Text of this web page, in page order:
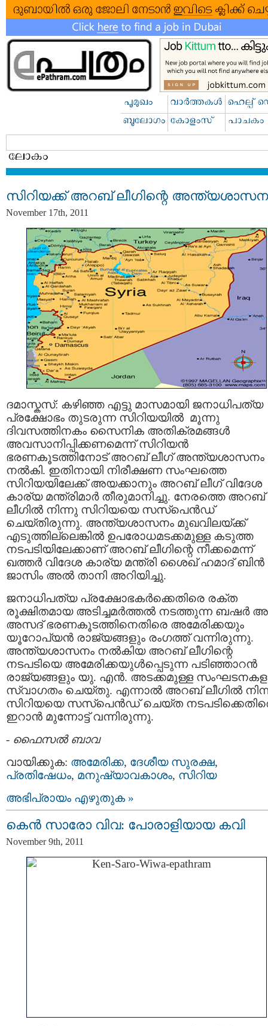
സിറിയക്ക് അറബ് ലീഗിന്റെ
November 17th, 2011
ദമാസ്കസ്: കഴിഞ്ഞ എട്ടു മാസമായി ജനാധിപത്യ
പ്രക്ഷോഭം തുടരുന്ന സിറിയയില്‍ മൂന്നു
ദിവസത്തിനകം സൈനിക അതിക്രമങ്ങള്‍
അവസാനിപ്പിക്കണമെന്ന് സിറിയന്‍
ഭരണകൂടത്തിനോട് അറബ് ലീഗ് അന്ത്യശാസനം
നല്‍കി. ഇതിനായി നിരീക്ഷണ സംഘത്തെ
സിറിയയിലേക്ക് അയക്കാനും അറബ് ലീഗ് വിദേശ
കാര്യ മന്ത്രിമാര്‍ തീരുമാനിച്ചു. നേരത്തെ അറബ്
ലീഗില്‍ നിന്നു സിറിയയെ സസ്‌പെന്‍ഡ്
ചെയ്തിരുന്നു. അന്ത്യശാസനം മുഖവിലയ്ക്ക്
എടുത്തില്ലെങ്കില്‍ ഉപരോധമടക്കമുള്ള കടുത്ത
നടപടിയിലേക്കാണ് അറബ് ലീഗിന്റെ നീക്കമെന്ന്
ഖത്തര്‍ വിദേശ കാര്യ മന്ത്രി ശൈഖ് ഹമാദ് ബിന്‍
ജാസിം അല്‍ താനി അറിയിച്ചു.
ജനാധിപത്യ പ്രക്ഷോഭകര്‍ക്കെതിരെ രക്ത
രൂക്ഷിതമായ അടിച്ചമര്‍ത്തല്‍ നടത്തുന്ന ബഷര്‍
അസദ് ഭരണകൂടത്തിനെതിരെ അമേരിക്കയും
യൂറോപ്യന്‍ രാജ്യങ്ങളും രംഗത്ത് വന്നിരുന്നു.
അന്ത്യശാസനം നല്‍കിയ അറബ് ലീഗിന്റെ
നടപടിയെ അമേരിക്കയുള്‍പ്പെടുന്ന പടിഞ്ഞാറന്‍
രാജ്യങ്ങളും യു. എന്‍. അടക്കമുള്ള
സ്വാഗതം ചെയ്തു. എന്നാല്‍ അറബ് ലീഗില്‍
സിറിയയെ സസ്‌പെന്‍ഡ് ചെയ്ത
ഇറാന്‍ മുന്നോട്ട് വന്നിരുന്നു.
- ഫൈസല്‍ ബാവ
വായിക്കുക: അമേരിക്ക, ദേശീയ സുരക്ഷ,
പ്രതിഷേധം, മനുഷ്യാവകാശം, സിറിയ
അഭിപ്രായം എഴുതുക »
കെന്‍ സാരോ വിവ: പോരാളിയായ കവി
November 9th, 2011